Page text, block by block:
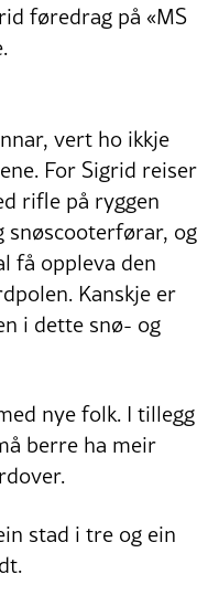
føredrag på «MS
vert ho ikkje
For Sigrid reiser
rifle på ryggen
snøscooterførar, og
få oppleva den
Kanskje er
i dette snø- og
nye folk. I tillegg
berre ha meir
stad i tre og ein